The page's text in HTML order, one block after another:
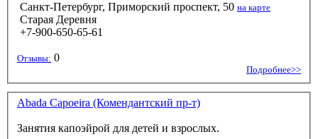
Санкт-Петербург, Приморский проспект, 50 на карте
Старая Деревня
+7-900-650-65-61
Отзывы: 0
Подробнее>>
Abada Capoeira (Комендантский пр-т)
Занятия капоэйрой для детей и взрослых.